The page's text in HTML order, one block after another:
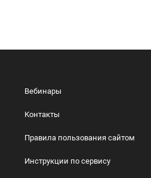
Вебинары
Контакты
Правила пользования сайтом
Инструкции по сервису